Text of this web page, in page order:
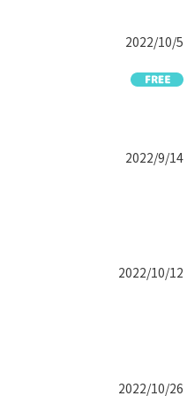
2022/10/5
2022/9/14
2022/10/12
2022/10/26